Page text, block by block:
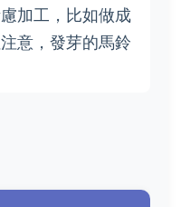
加工，比如做成
意，發芽的馬鈴